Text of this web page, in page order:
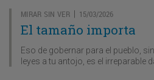
MIRAR SIN VER| 15/03/2026
El tamaño importa
Eso de gobernar para el pueblo,
leyes a tu antojo, es el irreparable